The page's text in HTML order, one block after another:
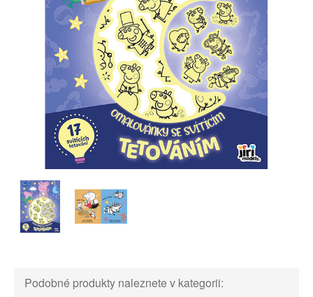
Podobné produkty naleznete v kategorii: